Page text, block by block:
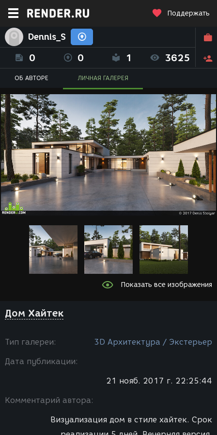
Поддержать
Dennis_S
0 0 1 3625
ОБ АВТОРЕ ЛИЧНАЯ ГАЛЕРЕЯ
Показать все изображения
Дом Хайтек
Тип галереи: 3D Архитектура / Экстерьер
Дата публикации:
21 нояб. 2017 г. 22:25:44
Комментарий автора:
Визуализация дом в стиле хайтек. Срок